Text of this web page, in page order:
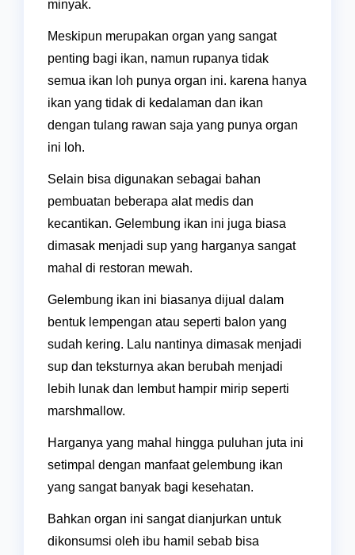
minyak.
Meskipun merupakan organ yang sangat
penting bagi ikan, namun rupanya tidak
semua ikan loh punya organ ini. karena hanya
ikan yang tidak di kedalaman dan ikan
dengan tulang rawan saja yang punya organ
ini loh.
Selain bisa digunakan sebagai bahan
pembuatan beberapa alat medis dan
kecantikan. Gelembung ikan ini juga biasa
dimasak menjadi sup yang harganya sangat
mahal di restoran mewah.
Gelembung ikan ini biasanya dijual dalam
bentuk lempengan atau seperti balon yang
sudah kering. Lalu nantinya dimasak menjadi
sup dan teksturnya akan berubah menjadi
lebih lunak dan lembut hampir mirip seperti
marshmallow.
Harganya yang mahal hingga puluhan juta ini
setimpal dengan manfaat gelembung ikan
yang sangat banyak bagi kesehatan.
Bahkan organ ini sangat dianjurkan untuk
dikonsumsi oleh ibu hamil sebab bisa